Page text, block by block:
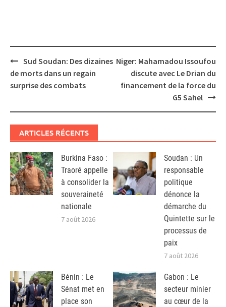
Post
navigation
Sud Soudan: Des dizaines
de morts dans un regain
surprise des combats
Niger: Mahamadou Issoufou
discute avec Le Drian du
financement de la force du
G5 Sahel
ARTICLES RÉCENTS
Burkina Faso :
Traoré appelle
à consolider la
souveraineté
nationale
7 août 2026
Soudan : Un
responsable
politique
dénonce la
démarche du
Quintette sur le
processus de
paix
7 août 2026
Bénin : Le
Sénat met en
place son
Gabon : Le
secteur minier
au cœur de la